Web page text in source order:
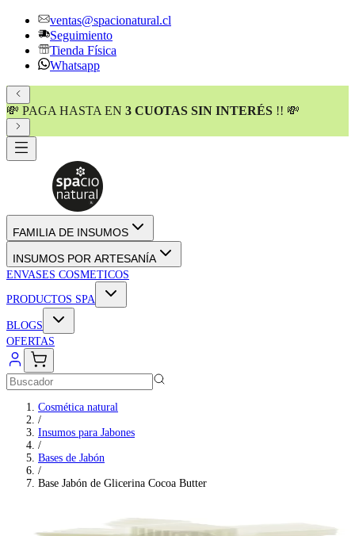
ventas@spacionatural.cl
Seguimiento
Tienda Física
Whatsapp
💸 PAGA HASTA EN 3 CUOTAS SIN INTERÉS !! 💸
FAMILIA DE INSUMOS
INSUMOS POR ARTESANÍA
ENVASES COSMETICOS
PRODUCTOS SPA
BLOGS
OFERTAS
Cosmética natural
/
Insumos para Jabones
/
Bases de Jabón
/
Base Jabón de Glicerina Cocoa Butter